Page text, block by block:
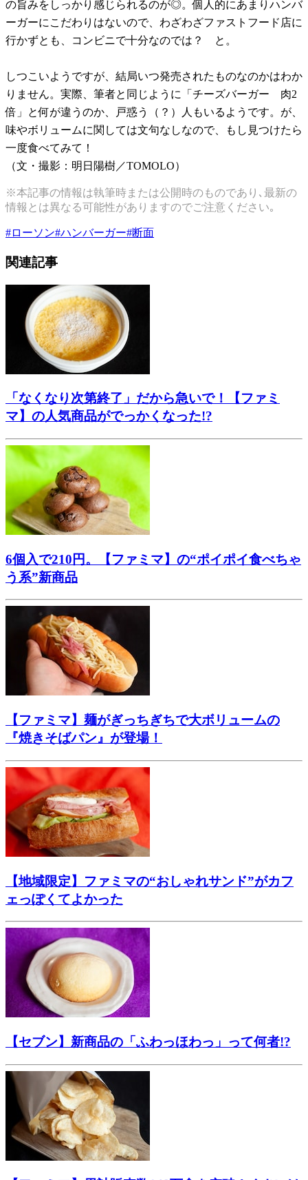
の旨みをしっかり感じられるのが◎。個人的にあまりハンバ
ーガーにこだわりはないので、わざわざファストフード店に
行かずとも、コンビニで十分なのでは？ と。
しつこいようですが、結局いつ発売されたものなのかはわか
りません。実際、筆者と同じように「チーズバーガー 肉2
倍」と何が違うのか、戸惑う（？）人もいるようです。が、
味やボリュームに関しては文句なしなので、もし見つけたら
一度食べてみて！
（文・撮影：明日陽樹／TOMOLO）
※本記事の情報は執筆時または公開時のものであり､最新の
情報とは異なる可能性がありますのでご注意ください｡
#ローソン#ハンバーガー#断面
関連記事
「なくなり次第終了」だから急いで！【ファミ
マ】の人気商品がでっかくなった!?
6個入で210円。【ファミマ】の“ポイポイ食べちゃ
う系”新商品
【ファミマ】麺がぎっちぎちで大ボリュームの
『焼きそばパン』が登場！
【地域限定】ファミマの“おしゃれサンド”がカフ
ェっぽくてよかった
【セブン】新商品の「ふわっほわっ」って何者!?